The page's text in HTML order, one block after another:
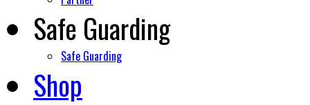
Safe Guarding
Safe Guarding
Shop